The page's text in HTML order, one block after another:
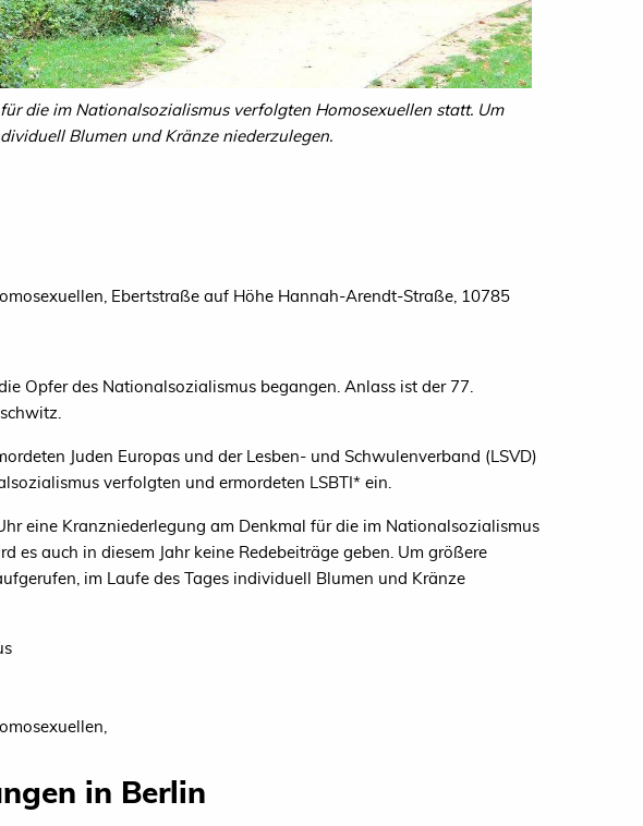
die im Nationalsozialismus verfolgten Homosexuellen statt. Um
Blumen und Kränze niederzulegen.
Ebertstraße auf Höhe Hannah-Arendt-Straße, 10785
Opfer des Nationalsozialismus begangen. Anlass ist der 77.
Juden Europas und der Lesben- und Schwulenverband (LSVD)
verfolgten und ermordeten LSBTI* ein.
eine Kranzniederlegung am Denkmal für die im Nationalsozialismus
auch in diesem Jahr keine Redebeiträge geben. Um größere
im Laufe des Tages individuell Blumen und Kränze
in Berlin